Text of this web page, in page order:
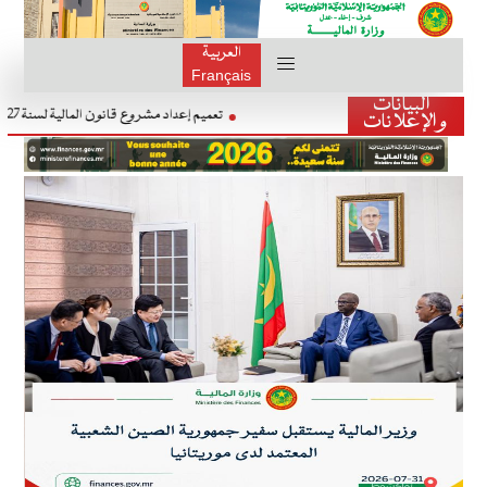
العربية
Français
البيانات
والإعلانات تعميم إعداد مشروع قانون المالية لسنة